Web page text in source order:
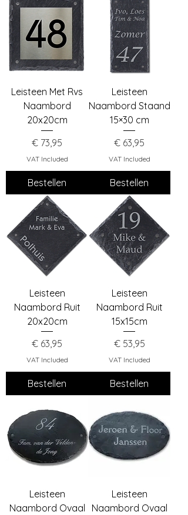
Leisteen Met Rvs
Naambord
20x20cm
Price
€ 73,95
VAT Included
Bestellen
Leisteen
Naambord Staand
15×30 cm
Price
€ 63,95
VAT Included
Bestellen
Leisteen
Naambord Ruit
20x20cm
Price
€ 63,95
VAT Included
Bestellen
Leisteen
Naambord Ruit
15x15cm
Price
€ 53,95
VAT Included
Bestellen
Leisteen
Naambord Ovaal
Leisteen
Naambord Ovaal